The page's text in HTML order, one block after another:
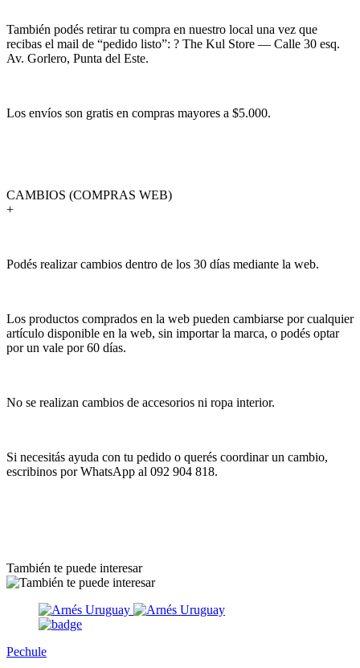
También podés retirar tu compra en nuestro local una vez que
recibas el mail de “pedido listo”: ? The Kul Store — Calle 30 esq.
Av. Gorlero, Punta del Este.
Los envíos son gratis en compras mayores a $5.000.
CAMBIOS (COMPRAS WEB)
+
Podés realizar cambios dentro de los 30 días mediante la web.
Los productos comprados en la web pueden cambiarse por cualquier
artículo disponible en la web, sin importar la marca, o podés optar
por un vale por 60 días.
No se realizan cambios de accesorios ni ropa interior.
Si necesitás ayuda con tu pedido o querés coordinar un cambio,
escribinos por WhatsApp al 092 904 818.
También te puede interesar
Pechule